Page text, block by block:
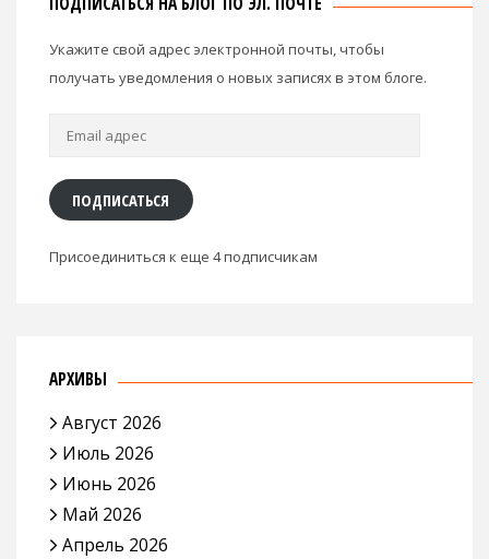
Укажите свой адрес электронной почты, чтобы
получать уведомления о новых записях в этом блоге.
Email
ПОДПИСАТЬСЯ
Присоединиться к еще 4 подписчикам
АРХИВЫ
Август 2026
Июль 2026
Июнь 2026
Май 2026
Апрель 2026